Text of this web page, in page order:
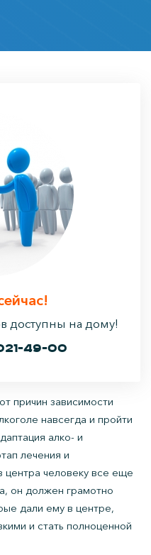
доступны на дому!
49-00
причин зависимости
навсегда и пройти
алко- и
лечения и
центра человеку все еще
он должен грамотно
дали ему в центре,
и стать полноценной